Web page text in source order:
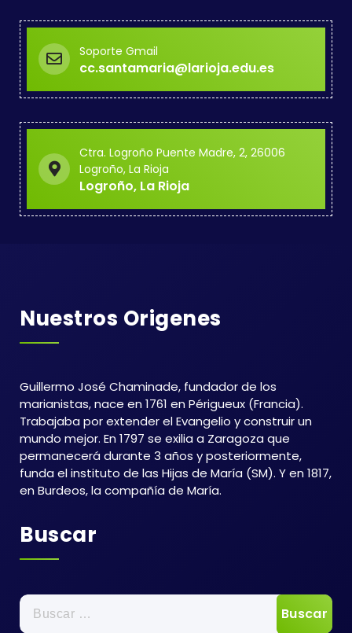
Soporte Gmail
cc.santamaria@larioja.edu.es
Ctra. Logroño Puente Madre, 2, 26006
Logroño, La Rioja
Logroño, La Rioja
Nuestros Origenes
Guillermo José Chaminade, fundador de los
marianistas, nace en 1761 en Périgueux (Francia).
Trabajaba por extender el Evangelio y construir un
mundo mejor. En 1797 se exilia a Zaragoza que
permanecerá durante 3 años y posteriormente,
funda el instituto de las Hijas de María (SM). Y en 1817,
en Burdeos, la compañía de María.
Buscar
Buscar: